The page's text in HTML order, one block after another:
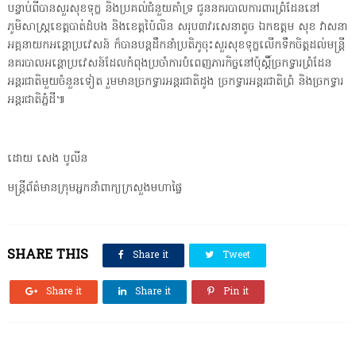
បន្ទាប់ពីបានសួរសុខទុក្ខ និងប្រគល់ជំនួយគាំទ្រ ជូននគរបាលការពារព្រំដែននៅ
ភូមិសាស្ត្រខេត្តបាត់ដំបង និងខេត្តប៉ៃលិន សរុប៣វរសេនាតូច ឯកឧត្តម សុខ វាសនា
អគ្គនាយកអន្តោប្រវេសន៍ ក៏បានបន្តដឹកនាំប្រតិភូចុះសួរសុខទុក្ខលើកទឹកចិត្តដល់មន្ត្រី
នគរបាលអន្តោប្រវេសន៍ដែលកំពុងប្រចាំការបំពេញភារកិច្ចនៅប៉ុស្តិ៍ច្រកទ្វារព្រំដែន
អន្តរជាតិមួយចំនួនទៀត រួមមានច្រកទ្វារអន្តរជាតិដូង ច្រកទ្វារអន្តរជាតិព្រំ និងច្រកទ្វារ
អន្តរជាតិភ្នំដី៕
ដោយ សេង បូលីន
មន្ត្រីព័ត៌មានក្រុមអ្នកនាំពាក្យក្រសួងមហាផ្ទៃ
SHARE THIS Share it Tweet
Share it Share it Pin it